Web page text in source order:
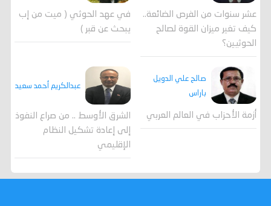
عشر سنوات من الفرص الضائعة..
كيف تغير ميزان القوة لصالح
الحوثيين؟
في عهد الحوثي ( ميت من إب
يبحث عن قبر )
صالح علي الدويل
باراس
أزمة الأحزاب في العالم العربي
عبدالكريم أحمد سعيد
الشرق الأوسط .. من صراع النفوذ
إلى إعادة تشكيل النظام
الإقليمي